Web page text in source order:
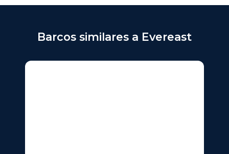
Barcos similares a Evereast